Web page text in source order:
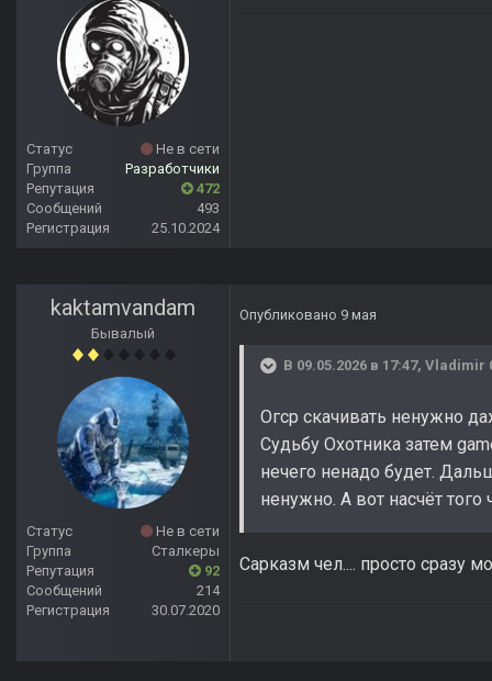
Статус
Не в сети
Группа
Разработчики
Репутация
472
Сообщений
493
Регистрация
25.10.2024
kaktamvandam
Бывалый
Статус
Не в сети
Группа
Сталкеры
Репутация
92
Сообщений
214
Регистрация
30.07.2020
Опубликовано 9 мая
В 09.05.2026 в 17:47, Vladimir
Огср скачивать ненужно
Судьбу Охотника затем
нечего ненадо будет.
ненужно. А вот насчёт
Сарказм чел.... просто сразу